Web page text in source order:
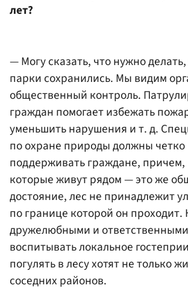
лет?
— Могу сказать, что нужно
парки сохранились. Мы видим
общественный контроль.
граждан помогает избежать
уменьшить нарушения и т. д.
по охране природы должны четко
поддерживать граждане, причем,
которые живут рядом — это же
достояние, лес не принадлежит
по границе которой он
дружелюбными и
воспитывать локальное
погулять в лесу хотят не только
соседних районов.